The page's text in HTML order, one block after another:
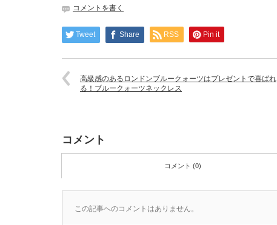
コメントを書く
Tweet Share RSS Pin it
高級感のあるロンドンブルークォーツはプレゼントで喜ばれ
る！ブルークォーツネックレス
コメント
コメント (0)
この記事へのコメントはありません。